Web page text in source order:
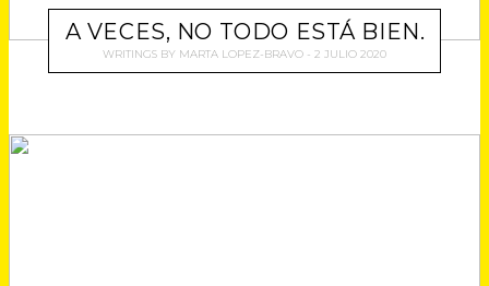
A VECES, NO TODO ESTÁ BIEN.
WRITINGS BY MARTA LOPEZ-BRAVO 2 JULIO 2020